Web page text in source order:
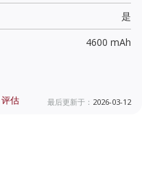
是
4600 mAh
评估 最后更新于： 2026-03-12